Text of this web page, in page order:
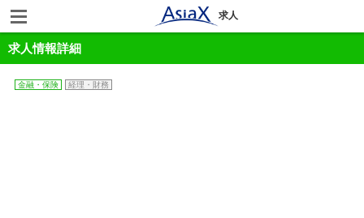
求人
求人情報詳細
金融・保険 経理・財務